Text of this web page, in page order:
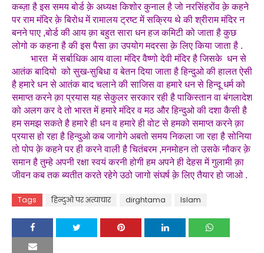
कब्ज़ा है इस समय बोर्ड क़े अध्यक्ष किशोर कुनाल है जो नरसिंहरोंव क़े कहने
पर राम मंदिर क़े बिरोध में रामालय ट्रष्ट में सक्रिय थे की श्रीराम मंदिर न
बनने पाए ,बोर्ड की आय क़ा बहुत सारा धन हज कमिटी को जाता है कुछ
लोगो क कहना है की इस पैसा क़ा उपयोग मदरसा क़े लिए किया जाता है .
भारत में सर्बाधिक आय वाला मंदिर वैष्णो देवी मंदिर है जिसके धन से
आतंक बादियो को सुख-सुबिधा व बेतन दिया जाता है हिन्दुओ की हालत ऐसी
है हमारे धन से आतंक बाद चलाने की साजिस वा हमारे धन से हिन्दू धर्म को
समाप्त करने क़ा प्रयास यह सेकुलर सरकार रही है पाकिस्तान वा बंगलादेश
को अलग कर दे तो भारत में हमारे मंदिर व मठ और हिन्दुओ की दशा कैसी है
हम समझ सकते है हमारे ही धन व हमारे ही वोट से हमको समाप्त करने क़ा
प्रयास हो रहा है हिन्दुओ कब जागोगे अबतो समय निकला जा रहा है सोनिया
तो पोप क़े कहने पर ही करने वाली है चितंबरम ,मनमोहन तो उसके नौकर क़े
समान है तुम्हे अपनी रक्षा स्वयं करनी होगी हम अपने ही देहस में गुलामी क़ा
जीवन कब तक ब्यतीत करते रहेगे उठो जागो संघर्ष क़े लिए तैयार हो जाओ .
Tags हिन्दुओ पर अत्याचार dirghtama Islam